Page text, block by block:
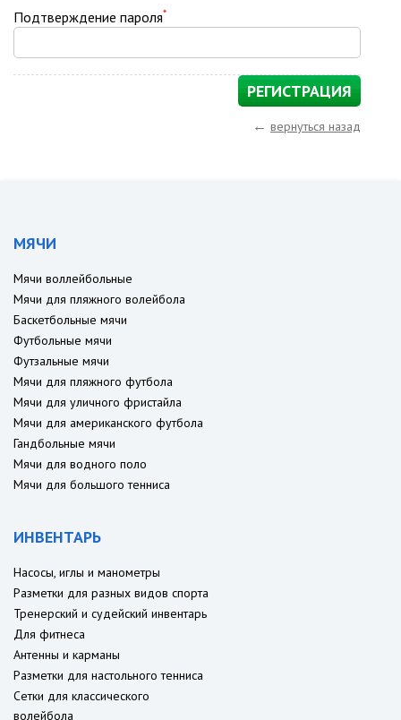
Подтверждение пароля*
← вернуться назад
МЯЧИ
Мячи воллейбольные
Мячи для пляжного волейбола
Баскетбольные мячи
Футбольные мячи
Футзальные мячи
Мячи для пляжного футбола
Мячи для уличного фристайла
Мячи для американского футбола
Гандбольные мячи
Мячи для водного поло
Мячи для большого тенниса
ИНВЕНТАРЬ
Насосы, иглы и манометры
Разметки для разных видов спорта
Тренерский и судейский инвентарь
Для фитнеса
Антенны и карманы
Разметки для настольного тенниса
Сетки для классического
волейбола